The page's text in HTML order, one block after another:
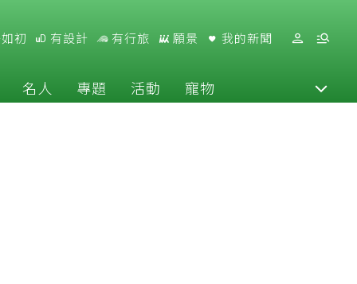
初 有設計 有行旅 願景 我的新聞
名人 專題 活動 寵物